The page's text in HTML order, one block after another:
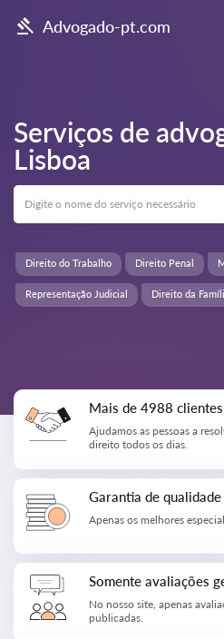
Advogado-pt.com
Serviços de
Lisboa
Direito da
Direito do Trabalho Direito Penal
Representação Judicial
Mais de 4988
Ajudamos as pessoas a
direito todos os dias.
Garantia de qualidade
Apenas os melhores
Somente avaliações
No nosso site, apenas
publicadas.